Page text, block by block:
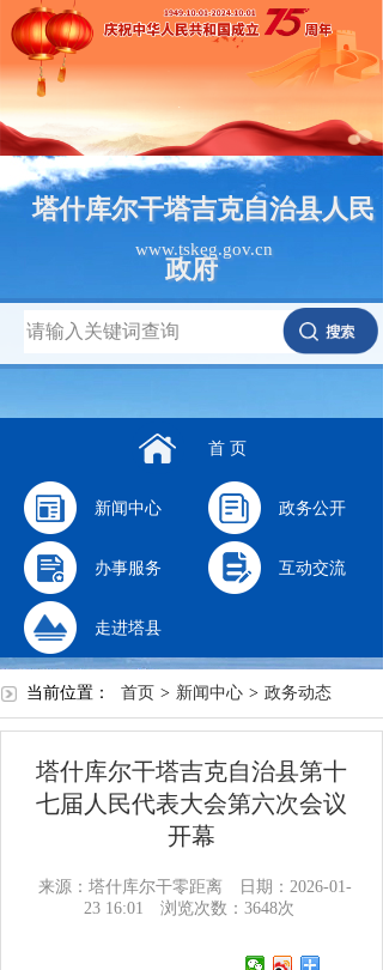
塔什库尔干塔吉克自治县人民
政府
www.tskeg.gov.cn
首 页
新闻中心 政务公开
办事服务 互动交流
走进塔县
当前位置： 首页 > 新闻中心 > 政务动态
塔什库尔干塔吉克自治县第十
七届人民代表大会第六次会议
开幕
来源：塔什库尔干零距离
日期：2026-01-
23 16:01
浏览次数： 3648次